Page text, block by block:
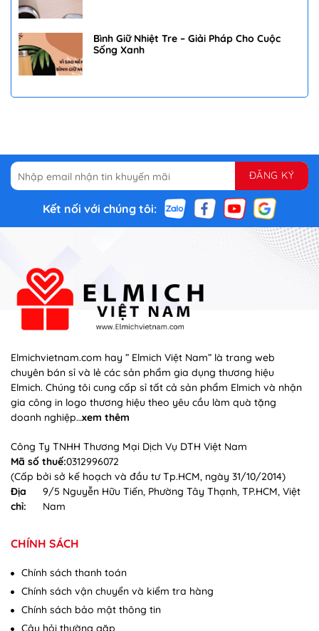
Bình Giữ Nhiệt Tre – Giải Pháp Cho Cuộc
Sống Xanh
Kết nối với chúng tôi:
Elmichvietnam.com hay ” Elmich Việt Nam” là trang web
chuyên bán sỉ và lẻ các sản phẩm gia dụng thương hiệu
Elmich. Chúng tôi cung cấp sỉ tất cả sản phẩm Elmich và nhận
gia công in logo thương hiệu theo yêu cầu làm quà tặng
doanh nghiệp…xem thêm
Công Ty TNHH Thương Mại Dịch Vụ DTH Việt Nam
Mã số thuế:0312996072
(Cấp bởi sở kế hoạch và đầu tư Tp.HCM, ngày 31/10/2014)
Địa
chỉ:
9/5 Nguyễn Hữu Tiến, Phường Tây Thạnh, TP.HCM, Việt
Nam
CHÍNH SÁCH
Chính sách thanh toán
Chính sách vận chuyển và kiểm tra hàng
Chính sách bảo mật thông tin
Câu hỏi thường gặp